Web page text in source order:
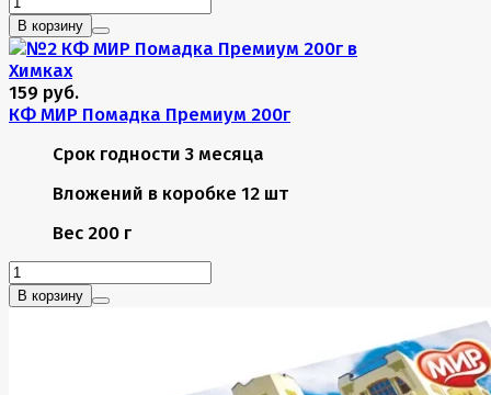
В корзину
159 руб.
КФ МИР Помадка Премиум 200г
Срок годности 3 месяца
Вложений в коробке 12 шт
Вес 200 г
В корзину